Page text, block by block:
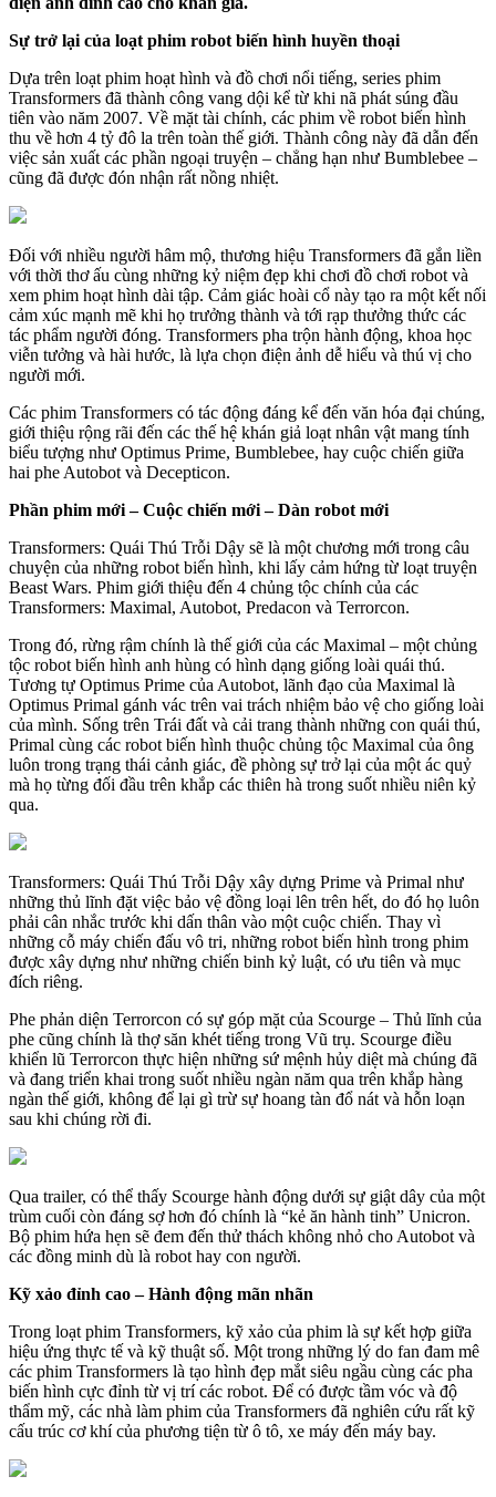
Sự trở lại của loạt phim robot biến hình huyền thoại
Dựa trên loạt phim hoạt hình và đồ chơi nổi tiếng, series phim
Transformers đã thành công vang dội kể từ khi nã phát súng đầu
tiên vào năm 2007. Về mặt tài chính, các phim về robot biến hình
thu về hơn 4 tỷ đô la trên toàn thế giới. Thành công này đã dẫn đến
việc sản xuất các phần ngoại truyện – chẳng hạn như Bumblebee –
cũng đã được đón nhận rất nồng nhiệt.
Đối với nhiều người hâm mộ, thương hiệu Transformers đã gắn liền
với thời thơ ấu cùng những kỷ niệm đẹp khi chơi đồ chơi robot và
xem phim hoạt hình dài tập. Cảm giác hoài cổ này tạo ra một kết nối
cảm xúc mạnh mẽ khi họ trưởng thành và tới rạp thưởng thức các
tác phẩm người đóng. Transformers pha trộn hành động, khoa học
viễn tưởng và hài hước, là lựa chọn điện ảnh dễ hiểu và thú vị cho
người mới.
Các phim Transformers có tác động đáng kể đến văn hóa đại chúng,
giới thiệu rộng rãi đến các thế hệ khán giả loạt nhân vật mang tính
biểu tượng như Optimus Prime, Bumblebee, hay cuộc chiến giữa
hai phe Autobot và Decepticon.
Phần phim mới – Cuộc chiến mới – Dàn robot mới
Transformers: Quái Thú Trỗi Dậy sẽ là một chương mới trong câu
chuyện của những robot biến hình, khi lấy cảm hứng từ loạt truyện
Beast Wars. Phim giới thiệu đến 4 chủng tộc chính của các
Transformers: Maximal, Autobot, Predacon và Terrorcon.
Trong đó, rừng rậm chính là thế giới của các Maximal – một chủng
tộc robot biến hình anh hùng có hình dạng giống loài quái thú.
Tương tự Optimus Prime của Autobot, lãnh đạo của Maximal là
Optimus Primal gánh vác trên vai trách nhiệm bảo vệ cho giống loài
của mình. Sống trên Trái đất và cải trang thành những con quái thú,
Primal cùng các robot biến hình thuộc chủng tộc Maximal của ông
luôn trong trạng thái cảnh giác, đề phòng sự trở lại của một ác quỷ
mà họ từng đối đầu trên khắp các thiên hà trong suốt nhiều niên kỷ
qua.
Transformers: Quái Thú Trỗi Dậy xây dựng Prime và Primal như
những thủ lĩnh đặt việc bảo vệ đồng loại lên trên hết, do đó họ luôn
phải cân nhắc trước khi dấn thân vào một cuộc chiến. Thay vì
những cỗ máy chiến đấu vô tri, những robot biến hình trong phim
được xây dựng như những chiến binh kỷ luật, có ưu tiên và mục
đích riêng.
Phe phản diện Terrorcon có sự góp mặt của Scourge – Thủ lĩnh của
phe cũng chính là thợ săn khét tiếng trong Vũ trụ. Scourge điều
khiển lũ Terrorcon thực hiện những sứ mệnh hủy diệt mà chúng đã
và đang triển khai trong suốt nhiều ngàn năm qua trên khắp hàng
ngàn thế giới, không để lại gì trừ sự hoang tàn đổ nát và hỗn loạn
sau khi chúng rời đi.
Qua trailer, có thể thấy Scourge hành động dưới sự giật dây của một
trùm cuối còn đáng sợ hơn đó chính là “kẻ ăn hành tinh” Unicron.
Bộ phim hứa hẹn sẽ đem đến thử thách không nhỏ cho Autobot và
các đồng minh dù là robot hay con người.
Kỹ xảo đỉnh cao – Hành động mãn nhãn
Trong loạt phim Transformers, kỹ xảo của phim là sự kết hợp giữa
hiệu ứng thực tế và kỹ thuật số. Một trong những lý do fan đam mê
các phim Transformers là tạo hình đẹp mắt siêu ngầu cùng các pha
biến hình cực đỉnh từ vị trí các robot. Để có được tầm vóc và độ
thẩm mỹ, các nhà làm phim của Transformers đã nghiên cứu rất kỹ
cấu trúc cơ khí của phương tiện từ ô tô, xe máy đến máy bay.